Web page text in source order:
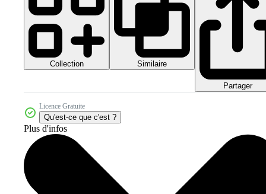
Collection Similaire
Partager
Licence Gratuite
Qu'est-ce que c'est ?
Plus d'infos